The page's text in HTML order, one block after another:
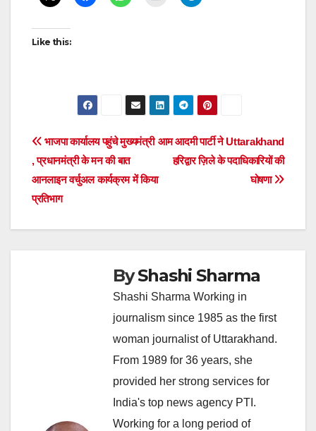
Like this:
Post
navigation
आम आदमी पार्टी ने Uttarakhand
हरिद्वार ज़िले के पदाधिकारियों की
घोषणा
भाजपा कार्यालय पहुंचे मुख्यमंत्री
, प्रधानमंत्री के मन की बात
आनलाइन वर्चुअल कार्यक्रम में किया
प्रतिभाग
ByShashi Sharma
Shashi Sharma Working in
journalism since 1985 as the first
woman journalist of Uttarakhand.
From 1989 for 36 years, she
provided her strong services for
India's top news agency PTI.
Working for a long period of